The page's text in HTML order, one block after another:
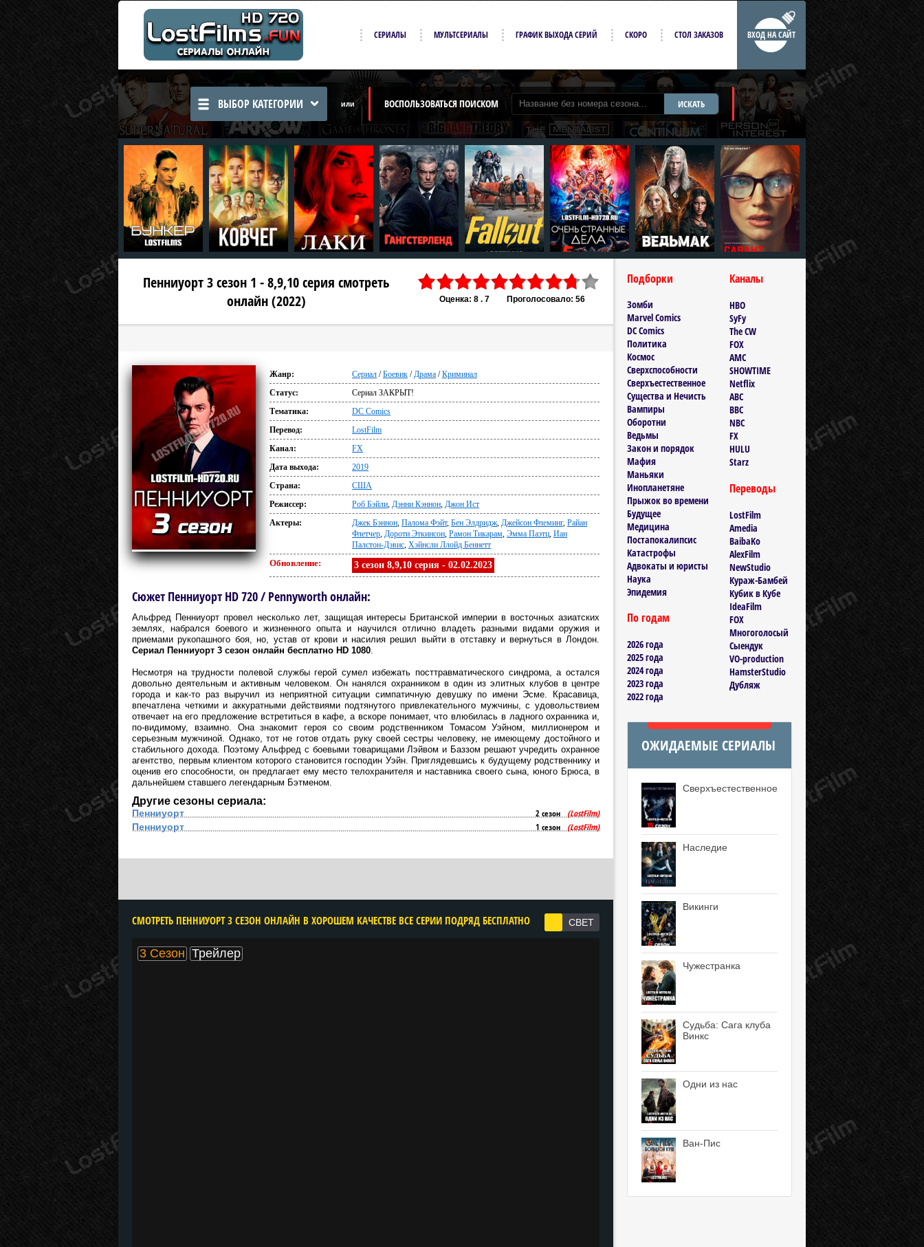
ВХОД НА САЙТ
СЕРИАЛЫ МУЛЬТСЕРИАЛЫ ГРАФИК ВЫХОДА СЕРИЙ СКОРО СТОЛ ЗАКАЗОВ
ВЫБОР КАТЕГОРИИ или ВОСПОЛЬЗОВАТЬСЯ ПОИСКОМ ИСКАТЬ
Оценка: 8 . 7 Проголосовало: 56
Пенниуорт 3 сезон 1 - 8,9,10 серия смотреть
онлайн (2022)
Жанр: Сериал /Боевик /Драма /Криминал
Статус:
Сериал ЗАКРЫТ!
Тематика:
DC Comics
Перевод:
LostFilm
Канал:
FX
Дата выхода:
2019
Страна:
США
Режиссер:
Роб Бэйли, Дэнни Кэннон, Джон Ист
Актеры:
Джек Бэннон, Палома Фэйт, Бен Элдридж, Джейсон Флеминг, Райан
Флетчер, Дороти Эткинсон, Рамон Тикарам, Эмма Паэтц, Иан
Палстон-Дэвис, Хэйнсли Ллойд Беннетт
Обновление: 3 сезон 8,9,10 серия - 02.02.2023
Сюжет Пенниуорт HD 720 / Pennyworth онлайн:
Альфред Пенниуорт провел несколько лет, защищая интересы Британской империи в восточных азиатских
землях, набрался боевого и жизненного опыта и научился отлично владеть разными видами оружия и
приемами рукопашного боя, но, устав от крови и насилия решил выйти в отставку и вернуться в Лондон.
Сериал Пенниуорт 3 сезон онлайн бесплатно HD 1080.
Несмотря на трудности полевой службы герой сумел избежать посттравматического синдрома, а остался
довольно деятельным и активным человеком. Он нанялся охранником в один из элитных клубов в центре
города и как-то раз выручил из неприятной ситуации симпатичную девушку по имени Эсме. Красавица,
впечатлена четкими и аккуратными действиями подтянутого привлекательного мужчины, с удовольствием
отвечает на его предложение встретиться в кафе, а вскоре понимает, что влюбилась в ладного охранника и,
по-видимому, взаимно. Она знакомит героя со своим родственником Томасом Уэйном, миллионером и
серьезным мужчиной. Однако, тот не готов отдать руку своей сестры человеку, не имеющему достойного и
стабильного дохода. Поэтому Альфред с боевыми товарищами Лэйвом и Баззом решают учредить охранное
агентство, первым клиентом которого становится господин Уэйн. Приглядевшись к будущему родственнику и
оценив его способности, он предлагает ему место телохранителя и наставника своего сына, юного Брюса, в
дальнейшем ставшего легендарным Бэтменом.
Другие сезоны сериала:
Пенниуорт 2 сезон (LostFilm)
Пенниуорт 1 сезон (LostFilm)
CМОТРЕТЬ ПЕННИУОРТ 3 СЕЗОН ОНЛАЙН В ХОРОШЕМ КАЧЕСТВЕ ВСЕ СЕРИИ ПОДРЯД БЕСПЛАТНО
3 Сезон Трейлер
Подборки
Зомби
Marvel Comics
DC Comics
Политика
Космос
Сверхспособности
Сверхъестественное
Существа и Нечисть
Вампиры
Оборотни
Ведьмы
Закон и порядок
Мафия
Маньяки
Инопланетяне
Прыжок во времени
Будущее
Медицина
Постапокалипсис
Катастрофы
Адвокаты и юристы
Наука
Эпидемия
По годам
2026 года
2025 года
2024 года
2023 года
2022 года
Каналы
HBO
SyFy
The CW
FOX
AMC
SHOWTIME
Netflix
ABC
BBC
NBC
FX
HULU
Starz
Переводы
LostFilm
Amedia
BaibaKo
AlexFilm
NewStudio
Кураж-Бамбей
Кубик в Кубе
IdeaFilm
FOX
Многоголосый
Сыендук
VO-production
HamsterStudio
Дубляж
ОЖИДАЕМЫЕ СЕРИАЛЫ
Сверхъестественное
Наследие
Викинги
Чужестранка
Судьба: Сага клуба
Винкс
Одни из нас
Ван-Пис